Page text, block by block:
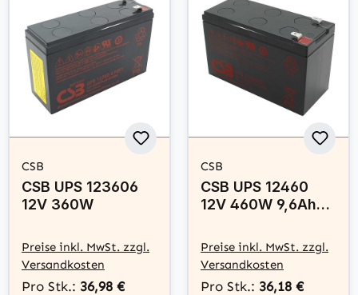
CSB
CSB UPS 123606
12V 360W
Preise inkl. MwSt. zzgl.
Versandkosten
Pro Stk.: 36,98 €
CSB
CSB UPS 12460
12V 460W 9,6Ah
Preise inkl. MwSt. zzgl.
Versandkosten
Pro Stk.: 36,18 €